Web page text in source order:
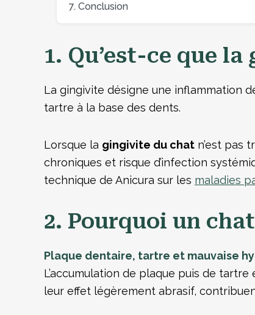
7. Conclusion
1. Qu’est-ce que
La gingivite désigne une inflammation
tartre à la base des dents.
Lorsque la gingivite du chat n’est pas
chroniques et risque d’infection
technique de Anicura sur les maladies
2. Pourquoi un
Plaque dentaire, tartre et mauvaise
L’accumulation de plaque puis de
leur effet légèrement abrasif,